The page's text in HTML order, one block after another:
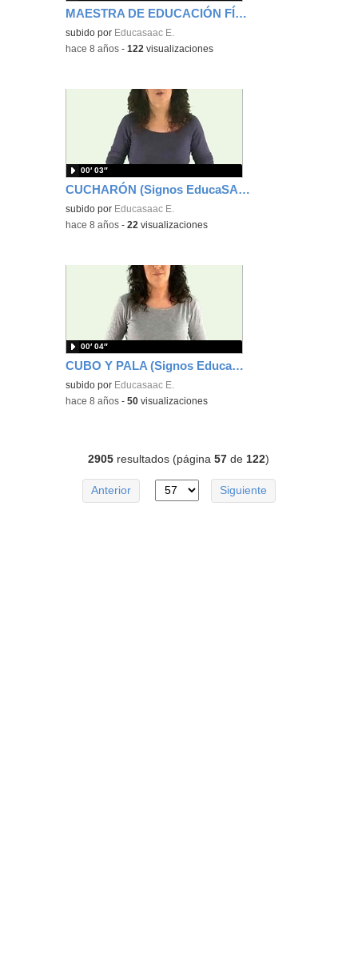
MAESTRA DE EDUCACIÓN FÍSICA (Signos EducaSAAC)
subido por Educasaac E.
-hace 8 años -122 visualizaciones
CUCHARÓN (Signos EducaSAAC)
subido por Educasaac E.
00′ 03″
-hace 8 años -22 visualizaciones
CUBO Y PALA (Signos EducaSAAC)
subido por Educasaac E.
00′ 04″
-hace 8 años -50 visualizaciones
2905 resultados (página57 de122)
Anterior Siguiente